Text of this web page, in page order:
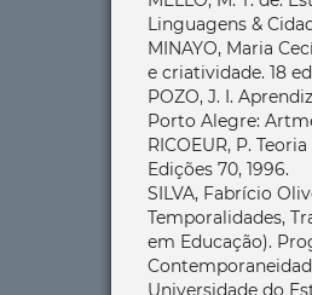
Linguagens &
MINAYO, Maria
e criatividade. 18
POZO, J. I.
Porto Alegre:
RICOEUR, P.
Edições 70, 1996.
SILVA, Fabrício
Temporalidades,
em Educação).
Universidade do